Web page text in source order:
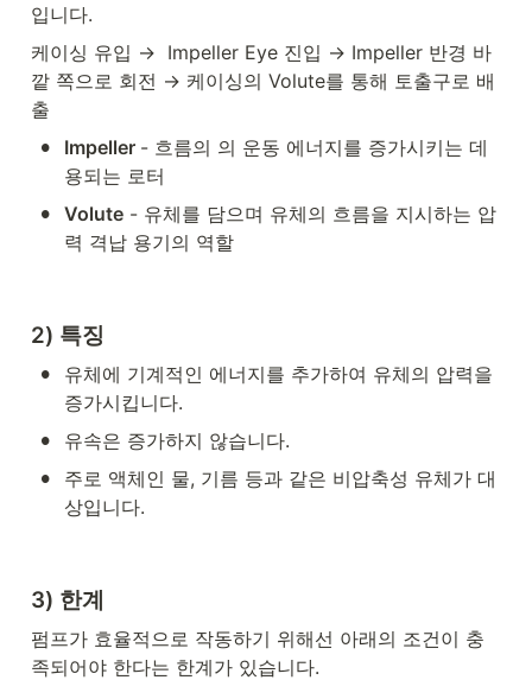
입니다.
케이싱 유입 →  Impeller Eye 진입 → Impeller 반경 바
깥 쪽으로 회전 → 케이싱의 Volute를 통해 토출구로 배
출
• Impeller - 흐름의 의 운동 에너지를 증가시키는 데
용되는 로터
• Volute - 유체를 담으며 유체의 흐름을 지시하는 압
력 격납 용기의 역할
2) 특징
•
유체에 기계적인 에너지를 추가하여 유체의 압력을
증가시킵니다.
• 유속은 증가하지 않습니다.
•
주로 액체인 물, 기름 등과 같은 비압축성 유체가 대
상입니다.
3) 한계
펌프가 효율적으로 작동하기 위해선 아래의 조건이 충
족되어야 한다는 한계가 있습니다.